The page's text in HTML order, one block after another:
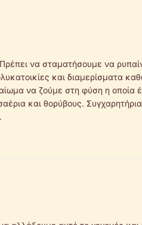
να σταματήσουμε να
και διαμερίσματα
να ζούμε στη φύση η οποία
και θορύβους.